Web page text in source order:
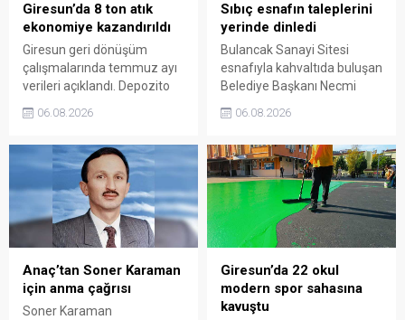
Giresun’da 8 ton atık
ekonomiye kazandırıldı
Giresun geri dönüşüm
çalışmalarında temmuz ayı
verileri açıklandı. Depozito
uygulamasına destek veren
ambalajın çöpe gitmesini
06.08.2026
Sıbıç esnafın taleplerini
yerinde dinledi
Bulancak Sanayi Sitesi
esnafıyla kahvaltıda buluşan
Belediye Başkanı Necmi
planlanan çalışmaları
da yaşadığı sorunları ve
beklentilerini doğrudan
Başkan Sıbıç’a aktardı.
06.08.2026
Anaç’tan Soner Karaman
için anma çağrısı
Soner Karaman
Giresun’da 22 okul
modern spor sahasına
kavuştu